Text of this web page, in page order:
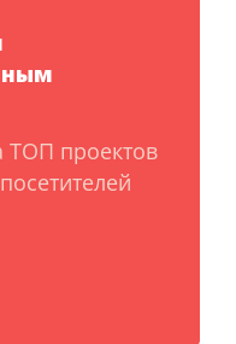
ТОП проектов